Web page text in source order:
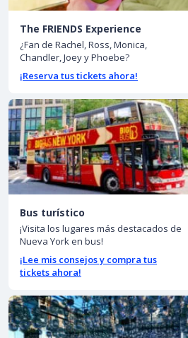
The FRIENDS Experience
¿Fan de Rachel, Ross, Monica,
Chandler, Joey y Phoebe?
¡Reserva tus tickets ahora!
Bus turístico
¡Visita los lugares más destacados de
Nueva York en bus!
¡Lee mis consejos y compra tus
tickets ahora!